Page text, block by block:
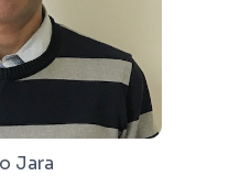
Jara